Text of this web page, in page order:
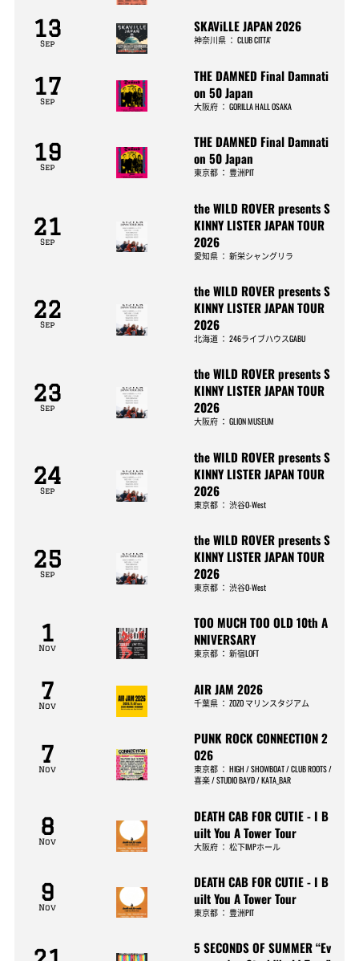
13
Sep
SKAViLLE JAPAN 2026
神奈川県 ：CLUB CITTA’
17
Sep
THE DAMNED Final Damnati
on 50 Japan
大阪府 ：GORILLA HALL OSAKA
19
Sep
THE DAMNED Final Damnati
on 50 Japan
東京都 ：豊洲PIT
21
Sep
the WILD ROVER presents S
KINNY LISTER JAPAN TOUR
2026
愛知県 ：新栄シャングリラ
22
Sep
the WILD ROVER presents S
KINNY LISTER JAPAN TOUR
2026
北海道 ：246ライブハウスGABU
23
Sep
the WILD ROVER presents S
KINNY LISTER JAPAN TOUR
2026
大阪府 ：GLION MUSEUM
24
Sep
the WILD ROVER presents S
KINNY LISTER JAPAN TOUR
2026
東京都 ：渋谷O-West
25
Sep
the WILD ROVER presents S
KINNY LISTER JAPAN TOUR
2026
東京都 ：渋谷O-West
1
Nov
TOO MUCH TOO OLD 10th A
NNIVERSARY
東京都 ：新宿LOFT
7
Nov
AIR JAM 2026
千葉県 ：ZOZO マリンスタジアム
7
Nov
PUNK ROCK CONNECTION 2
026
東京都 ：HIGH / SHOWBOAT / CLUB ROOTS /
喜楽 / STUDIO BAYD / KATA_BAR
8
Nov
DEATH CAB FOR CUTIE - I B
uilt You A Tower Tour
大阪府 ：松下IMPホール
9
Nov
DEATH CAB FOR CUTIE - I B
uilt You A Tower Tour
東京都 ：豊洲PIT
5 SECONDS OF SUMMER “Ev